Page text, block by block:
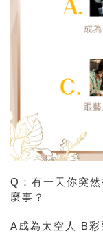
Q：有一天你突
麼事？
A成為太空人 B